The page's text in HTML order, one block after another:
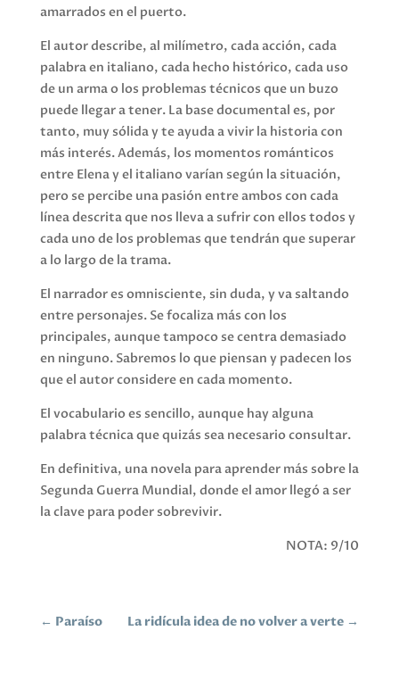
amarrados en el puerto.
El autor describe, al milímetro, cada acción, cada
palabra en italiano, cada hecho histórico, cada uso
de un arma o los problemas técnicos que un buzo
puede llegar a tener. La base documental es, por
tanto, muy sólida y te ayuda a vivir la historia con
más interés. Además, los momentos románticos
entre Elena y el italiano varían según la situación,
pero se percibe una pasión entre ambos con cada
línea descrita que nos lleva a sufrir con ellos todos y
cada uno de los problemas que tendrán que superar
a lo largo de la trama.
El narrador es omnisciente, sin duda, y va saltando
entre personajes. Se focaliza más con los
principales, aunque tampoco se centra demasiado
en ninguno. Sabremos lo que piensan y padecen los
que el autor considere en cada momento.
El vocabulario es sencillo, aunque hay alguna
palabra técnica que quizás sea necesario consultar.
En definitiva, una novela para aprender más sobre la
Segunda Guerra Mundial, donde el amor llegó a ser
la clave para poder sobrevivir.
NOTA: 9/10
← Paraíso La ridícula idea de no volver a verte →